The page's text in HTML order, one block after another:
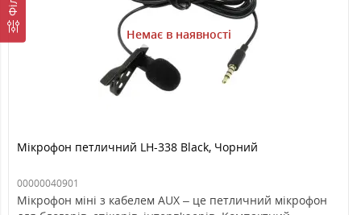
Немає в наявності
Мікрофон петличний LH-338 Black, Чорний
00000040901
Мікрофон міні з кабелем AUX – це петличний мікрофон